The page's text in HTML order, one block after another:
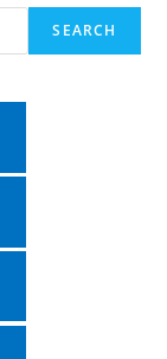
SEARCH